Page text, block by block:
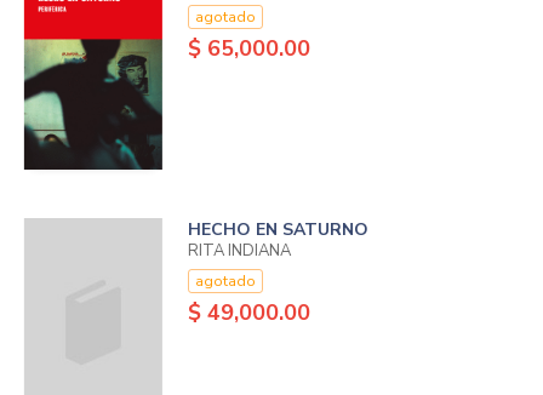
agotado
$ 65,000.00
HECHO EN SATURNO
RITA INDIANA
agotado
$ 49,000.00